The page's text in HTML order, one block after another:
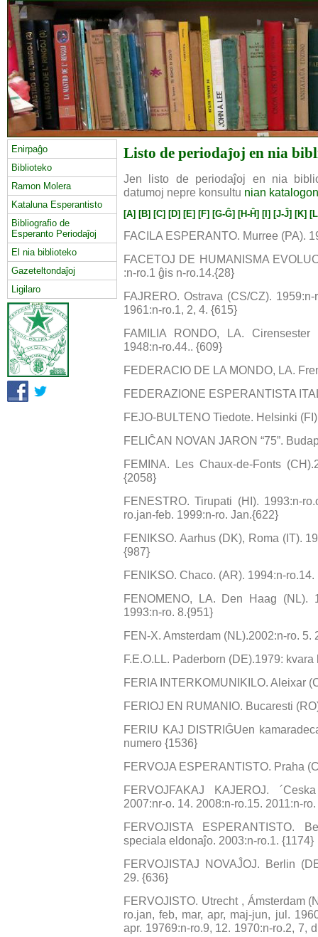
Enirpaĝo
Biblioteko
Ramon Molera
Kataluna Esperantisto
Bibliografio de
Esperanto Periodaĵoj
El nia biblioteko
Gazeteltondaĵoj
Ligilaro
Listo de periodaĵoj en nia
Jen listo de periodaĵoj en nia
datumoj nepre konsultu nian katalogon
[A] [B] [C] [D] [E] [F] [G-Ĝ] [H-Ĥ] [I] [J-Ĵ] [K]
FACILA ESPERANTO. Murree (PA).
FACETOJ DE HUMANISMA
:n-ro.1 ĝis n-ro.14.{28}
FAJRERO. Ostrava (CS/CZ).
1961:n-ro.1, 2, 4. {615}
FAMILIA RONDO, LA. Cirensester
1948:n-ro.44.. {609}
FEDERACIO DE LA MONDO, LA.
FEDERAZIONE ESPERANTISTA
FEJO-BULTENO Tiedote. Helsinki
FELIĈAN NOVAN JARON “75”.
FEMINA. Les Chaux-de-Fonts
{2058}
FENESTRO. Tirupati (HI). 1993:n-
ro.jan-feb. 1999:n-ro. Jan.{622}
FENIKSO. Aarhus (DK), Roma (IT).
{987}
FENIKSO. Chaco. (AR). 1994:n-
FENOMENO, LA. Den Haag (NL).
1993:n-ro. 8.{951}
FEN-X. Amsterdam (NL).2002:n-ro. 5.
F.E.O.LL. Paderborn (DE).1979:
FERIA INTERKOMUNIKILO. Aleixar
FERIOJ EN RUMANIO. Bucaresti
FERIU KAJ DISTRIĜUen
numero {1536}
FERVOJA ESPERANTISTO. Praha
FERVOJFAKAJ KAJEROJ.
2007:nr-o. 14. 2008:n-ro.15. 2011:n-
FERVOJISTA ESPERANTISTO.
speciala eldonaĵo. 2003:n-ro.1. {1174}
FERVOJISTAJ NOVAĴOJ. Berlin
29. {636}
FERVOJISTO. Utrecht , Ámsterdam
ro.jan, feb, mar, apr, maj-jun, jul.
apr. 19769:n-ro.9, 12. 1970:n-ro.2, 7,